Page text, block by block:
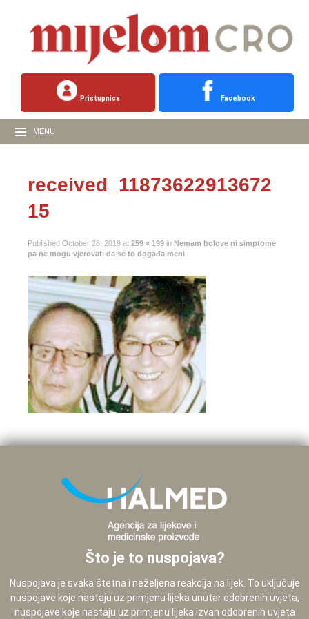
Pristupnica Facebook
MENU
received_11873622913672
15
Published October 28, 2019 at 259 × 199 in Nemam bolove ni simptome
pa ne mogu vjerovati da se to događa meni
Što je to nuspojava?
Nuspojava je svaka štetna i neželjena reakcija na lijek. To uključuje
nuspojave koje nastaju uz primjenu lijeka unutar odobrenih uvjeta,
nuspojave koje nastaju uz primjenu lijeka izvan odobrenih uvjeta